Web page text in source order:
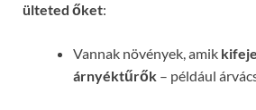
ülteted őket:
Vannak növények, amik
árnyéktűrők – például